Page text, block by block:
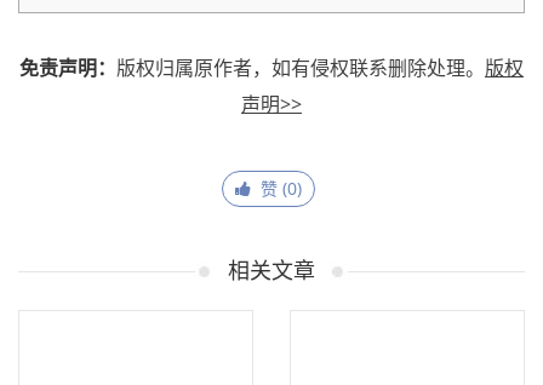
免责声明： 版权归属原作者，如有侵权联系删除处理。 版权
声明>>
赞 (0)
相关文章